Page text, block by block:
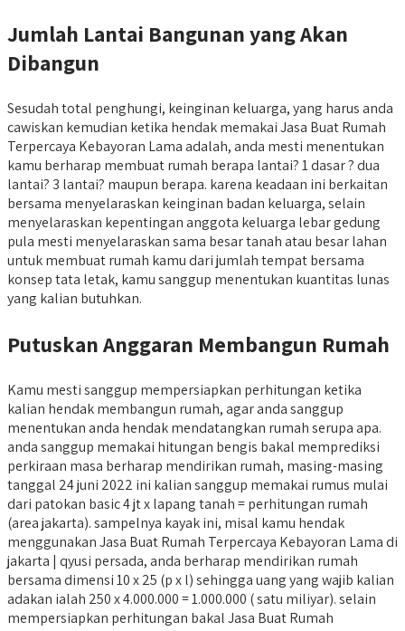
Jumlah Lantai Bangunan yang Akan
Dibangun
Sesudah total penghungi, keinginan keluarga, yang harus anda
cawiskan kemudian ketika hendak memakai Jasa Buat Rumah
Terpercaya Kebayoran Lama adalah, anda mesti menentukan
kamu berharap membuat rumah berapa lantai? 1 dasar ? dua
lantai? 3 lantai? maupun berapa. karena keadaan ini berkaitan
bersama menyelaraskan keinginan badan keluarga, selain
menyelaraskan kepentingan anggota keluarga lebar gedung
pula mesti menyelaraskan sama besar tanah atau besar lahan
untuk membuat rumah kamu dari jumlah tempat bersama
konsep tata letak, kamu sanggup menentukan kuantitas lunas
yang kalian butuhkan.
Putuskan Anggaran Membangun Rumah
Kamu mesti sanggup mempersiapkan perhitungan ketika
kalian hendak membangun rumah, agar anda sanggup
menentukan anda hendak mendatangkan rumah serupa apa.
anda sanggup memakai hitungan bengis bakal memprediksi
perkiraan masa berharap mendirikan rumah, masing-masing
tanggal 24 juni 2022 ini kalian sanggup memakai rumus mulai
dari patokan basic 4 jt x lapang tanah = perhitungan rumah
(area jakarta). sampelnya kayak ini, misal kamu hendak
menggunakan Jasa Buat Rumah Terpercaya Kebayoran Lama di
jakarta | qyusi persada, anda berharap mendirikan rumah
bersama dimensi 10 x 25 (p x l) sehingga uang yang wajib kalian
adakan ialah 250 x 4.000.000 = 1.000.000 ( satu miliyar). selain
mempersiapkan perhitungan bakal Jasa Buat Rumah